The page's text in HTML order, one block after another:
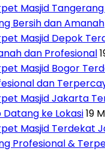
Masjid
Bersih dan Amanah
Masjid Depok
dan Profesional
Masjid Bogor
dan
Masjid Jakarta
Datang ke Lokasi19
Masjid Terdekat
Profesional &